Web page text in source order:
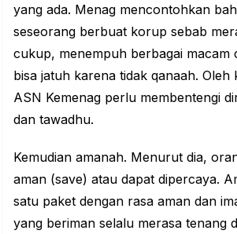
yang ada. Menag mencontohkan
seseorang berbuat korup sebab
cukup, menempuh berbagai macam
bisa jatuh karena tidak qanaah.
ASN Kemenag perlu membentengi
dan tawadhu.
Kemudian amanah. Menurut dia,
aman (save) atau dapat dipercaya.
satu paket dengan rasa aman dan
yang beriman selalu merasa tenang